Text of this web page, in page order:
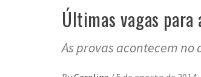
Últimas vagas
As provas acontecem no